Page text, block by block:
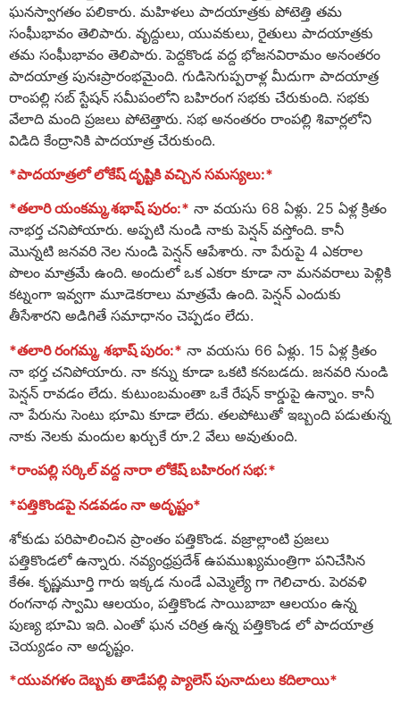
ఘనస్వాగతం పలికారు. మహిళలు పాదయాత్రకు పోటెత్తి తమ
సంఘీభావం తెలిపారు. వృద్దులు, యువకులు, రైతులు పాదయాత్రకు
తమ సంఘీభావం తెలిపారు. పెద్దకొండ వద్ద భోజనవిరామం అనంతరం
పాదయాత్ర పునఃప్రారంభమైంది. గుడిసెగుప్పరాళ్ల మీదుగా పాదయాత్ర
రాంపల్లి సబ్ స్టేషన్ సమీపంలోని బహిరంగ సభకు చేరుకుంది. సభకు
వేలాది మంది ప్రజలు పోటెత్తారు. సభ అనంతరం రాంపల్లి శివార్లలోని
విడిది కేంద్రానికి పాదయాత్ర చేరుకుంది.
*పాదయాత్రలో లోకేష్ దృష్టికి వచ్చిన సమస్యలు:*
*తలారి యంకమ్మ,శభాష్ పురం:* నా వయసు 68 ఏళ్లు. 25 ఏళ్ల క్రితం
నాభర్త చనిపోయారు. అప్పటి నుండి నాకు పెన్షన్ వస్తోంది. కానీ
మొన్నటి జనవరి నెల నుండి పెన్షన్ ఆపేశారు. నా పేరుపై 4 ఎకరాల
పొలం మాత్రమే ఉంది. అందులో ఒక ఎకరా కూడా నా మనవరాలు పెళ్లికి
కట్నంగా ఇవ్వగా మూడెకరాలు మాత్రమే ఉంది. పెన్షన్ ఎందుకు
తీసేశారని అడిగితే సమాధానం చెప్పడం లేదు.
*తలారి రంగమ్మ, శభాష్ పురం:* నా వయసు 66 ఏళ్లు. 15 ఏళ్ల క్రితం
నా భర్త చనిపోయారు. నా కన్ను కూడా ఒకటి కనబడదు. జనవరి నుండి
పెన్షన్ రావడం లేదు. కుటుంబమంతా ఒకే రేషన్ కార్డుపై ఉన్నాం. కానీ
నా పేరును సెంటు భూమి కూడా లేదు. తలపోటుతో ఇబ్బంది పడుతున్న
నాకు నెలకు మందుల ఖర్చుకే రూ.2 వేలు అవుతుంది.
*రాంపల్లి సర్కిల్ వద్ద నారా లోకేష్ బహిరంగ సభ:*
*పత్తికొండపై నడవడం నా అదృష్టం*
శోకుడు పరిపాలించిన ప్రాంతం పత్తికొండ. వజ్రాల్లాంటి ప్రజలు
పత్తికొండలో ఉన్నారు. నవ్యంధ్రప్రదేశ్ ఉపముఖ్యమంత్రిగా పనిచేసిన
కేఈ. కృష్ణమూర్తి గారు ఇక్కడ నుండే ఎమ్మెల్యే గా గెలిచారు. పెరవళి
రంగనాథ స్వామి ఆలయం, పత్తికొండ సాయిబాబా ఆలయం ఉన్న
పుణ్య భూమి ఇది. ఎంతో ఘన చరిత్ర ఉన్న పత్తికొండ లో పాదయాత్ర
చెయ్యడం నా అదృష్టం.
*యువగళం దెబ్బకు తాడేపల్లి ప్యాలెస్ పునాదులు కదిలాయి*